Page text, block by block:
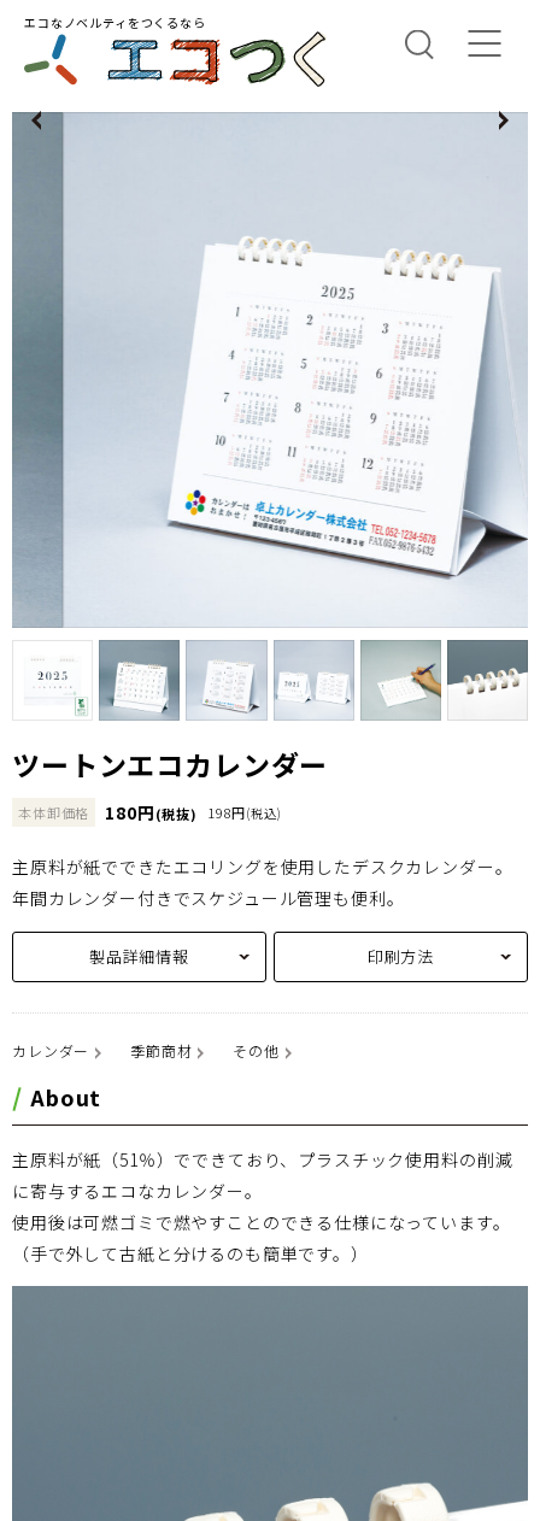
エコなノベルティをつくるなら
ツートンエコカレンダー
本体卸価格 180円(税抜) 198円(税込)
主原料が紙でできたエコリングを使用したデスクカレンダー。
年間カレンダー付きでスケジュール管理も便利。
製品詳細情報 印刷方法
カレンダー 季節商材 その他
About
主原料が紙（51％）でできており、プラスチック使用料の削減
に寄与するエコなカレンダー。
使用後は可燃ゴミで燃やすことのできる仕様になっています。
（手で外して古紙と分けるのも簡単です。）